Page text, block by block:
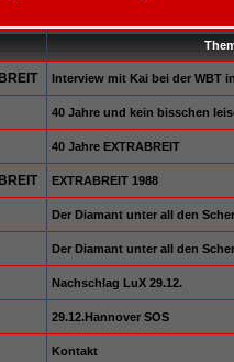
Interview mit Kai bei der WBT
40 Jahre und kein bisschen
40 Jahre EXTRABREIT
EXTRABREIT 1988
Der Diamant unter all den
Der Diamant unter all den
Nachschlag LuX 29.12.
29.12.Hannover SOS
Kontakt